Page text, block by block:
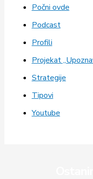
Počni ovde
Podcast
Profili
Projekat
Strategije
Tipovi
Youtube